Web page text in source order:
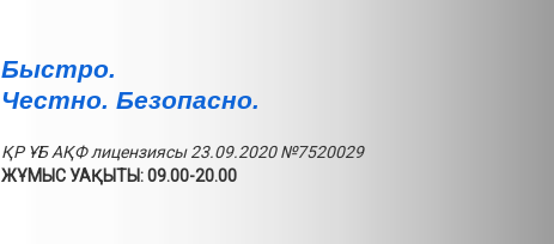
Быстро.
Честно. Безопасно.
ҚР ҰБ АҚФ лицензиясы 23.09.2020 №7520029
ЖҰМЫС УАҚЫТЫ: 09.00-20.00